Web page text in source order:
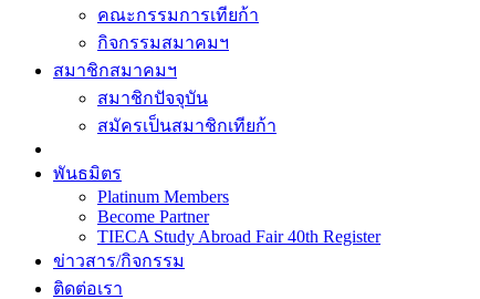
คณะกรรมการเทียก้า
กิจกรรมสมาคมฯ
สมาชิกสมาคมฯ
สมาชิกปัจจุบัน
สมัครเป็นสมาชิกเทียก้า
พันธมิตร
Platinum Members
Become Partner
TIECA Study Abroad Fair 40th Register
ข่าวสาร/กิจกรรม
ติดต่อเรา